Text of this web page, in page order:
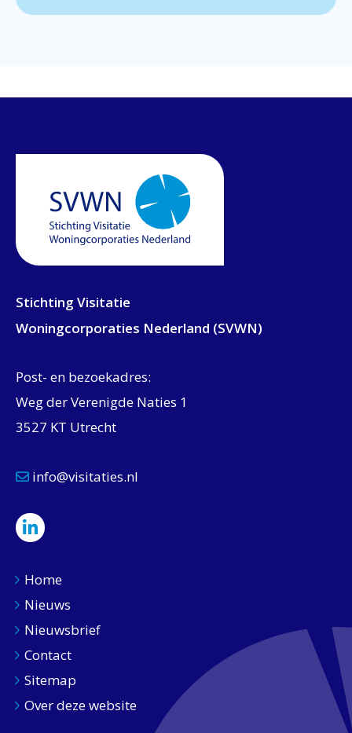
Stichting Visitatie
Woningcorporaties Nederland (SVWN)
Post- en bezoekadres:
Weg der Verenigde Naties 1
3527 KT Utrecht
info@visitaties.nl
Home
Nieuws
Nieuwsbrief
Contact
Sitemap
Over deze website